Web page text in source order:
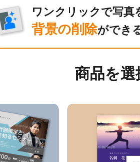
ワンクリックで写真
背景の削除ができ
商品を